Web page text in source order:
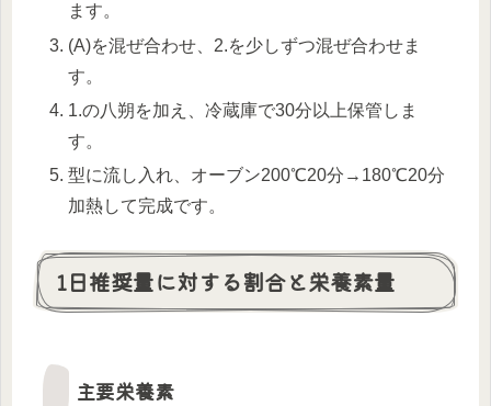
ます。
(A)を混ぜ合わせ、2.を少しずつ混ぜ合わせま
す。
1.の八朔を加え、冷蔵庫で30分以上保管しま
す。
型に流し入れ、オーブン200℃20分→180℃20分
加熱して完成です。
1日推奨量に対する割合と栄養素量
主要栄養素